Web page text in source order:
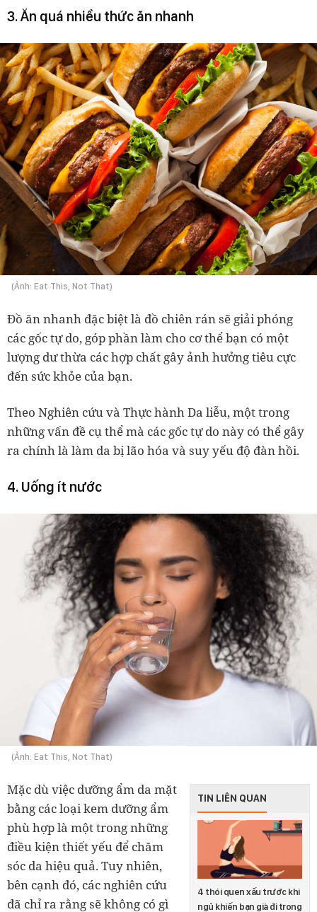
3. Ăn quá nhiều thức ăn nhanh
(Ảnh: Eat This, Not That)
Đồ ăn nhanh đặc biệt là đồ chiên rán sẽ giải phóng
các gốc tự do, góp phần làm cho cơ thể bạn có một
lượng dư thừa các hợp chất gây ảnh hưởng tiêu cực
đến sức khỏe của bạn.
Theo Nghiên cứu và Thực hành Da liễu, một trong
những vấn đề cụ thể mà các gốc tự do này có thể gây
ra chính là làm da bị lão hóa và suy yếu độ đàn hồi.
4. Uống ít nước
(Ảnh: Eat This, Not That)
TIN LIÊN QUAN
4 thói quen xấu trước khi
ngủ khiến bạn già đi trong
Mặc dù việc dưỡng ẩm da mặt
bằng các loại kem dưỡng ẩm
phù hợp là một trong những
điều kiện thiết yếu để chăm
sóc da hiệu quả. Tuy nhiên,
bên cạnh đó, các nghiên cứu
đã chỉ ra rằng sẽ không có gì